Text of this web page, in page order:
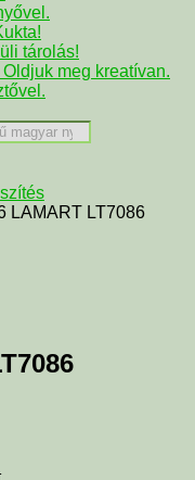
tárolás!
meg kreatívan.
LAMART LT7086